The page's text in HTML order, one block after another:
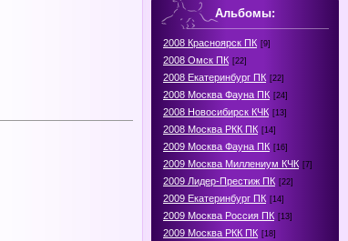
Альбомы:
2008 Красноярск ПК [9]
2008 Омск ПК [22]
2008 Екатеринбург ПК [22]
2008 Москва Фауна ПК [24]
2008 Новосибирск КЧК [13]
2008 Москва РКК ПК [14]
2009 Москва Фауна ПК [16]
2009 Москва Миллениум КЧК [7]
2009 Лидер-Престиж ПК [22]
2009 Екатеринбург ПК [14]
2009 Москва Россия ПК [13]
2009 Москва РКК ПК [18]